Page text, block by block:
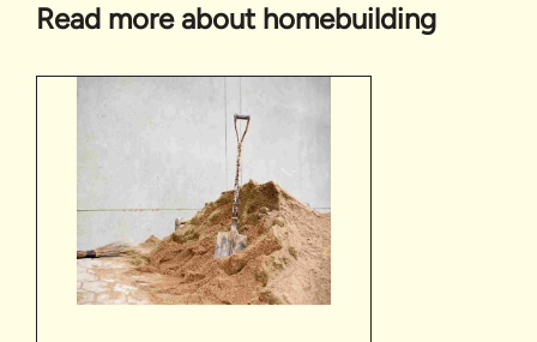
Read more about homebuilding